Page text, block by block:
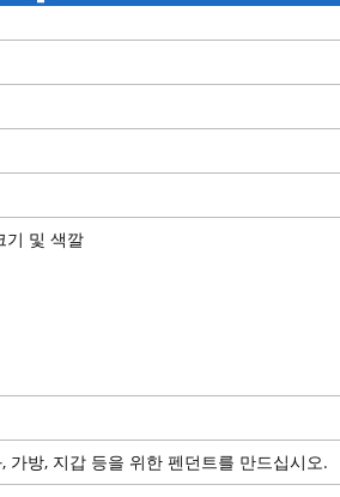
기 및 색깔
가방, 지갑 등을 위한 펜던트를 만드십시오.